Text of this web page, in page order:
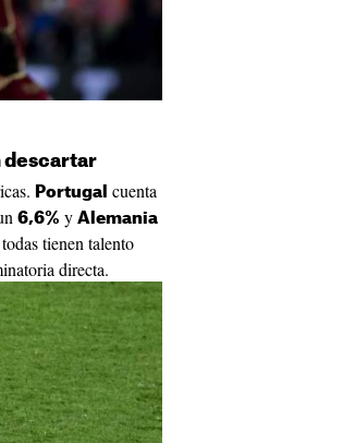
descartar
Portugal cuenta
6,6% y Alemania
tienen talento
directa.